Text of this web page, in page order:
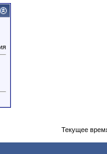
Текущее